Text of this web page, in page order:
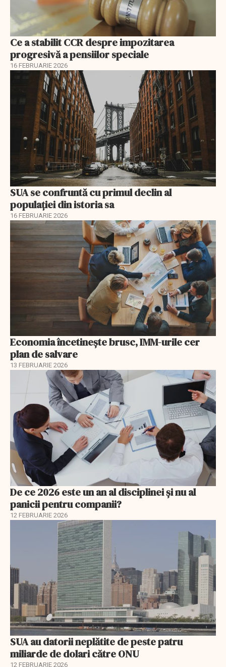
Ce a stabilit CCR despre impozitarea
progresivă a pensiilor speciale
16 FEBRUARIE 2026
SUA se confruntă cu primul declin al
populației din istoria sa
16 FEBRUARIE 2026
Economia încetinește brusc, IMM-urile cer
plan de salvare
13 FEBRUARIE 2026
De ce 2026 este un an al disciplinei și nu al
panicii pentru companii?
12 FEBRUARIE 2026
SUA au datorii neplătite de peste patru
miliarde de dolari către ONU
12 FEBRUARIE 2026